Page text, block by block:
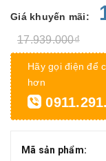
Giá khuyến mãi:
17.939.000₫
Hãy gọi điện để
hơn
Mã sản phẩm: